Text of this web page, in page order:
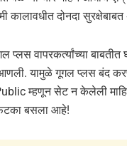
कालावधीत दोनदा
वापरकर्त्यांच्या
यामुळे गूगल प्लस बंद
म्हणून सेट न केलेली
फटका बसला आहे!